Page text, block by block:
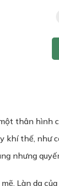
thân hình
khí thế, như
nhưng
Làn da